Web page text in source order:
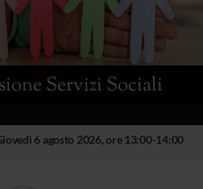
Servizi Sociali
6 agosto 2026, ore 13:00-14:00